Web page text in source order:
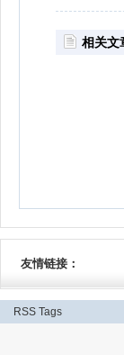
相关文
友情链接：
RSS Tags